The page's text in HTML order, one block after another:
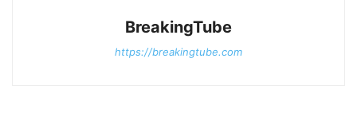
BreakingTube
https://breakingtube.com